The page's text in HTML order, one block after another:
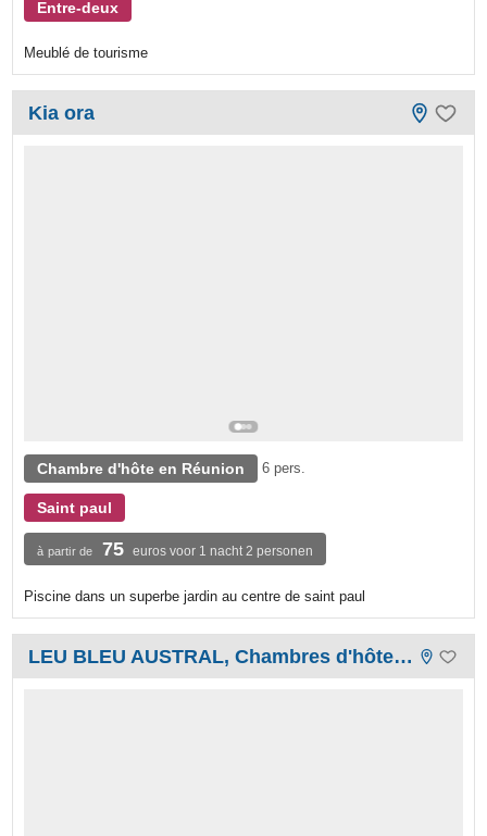
Entre-deux
Meublé de tourisme
Kia ora
Chambre d'hôte en Réunion 6 pers.
Saint paul
à partir de 75 euros voor 1 nacht 2 personen
Piscine dans un superbe jardin au centre de saint paul
LEU BLEU AUSTRAL, Chambres d'hôtes de charme